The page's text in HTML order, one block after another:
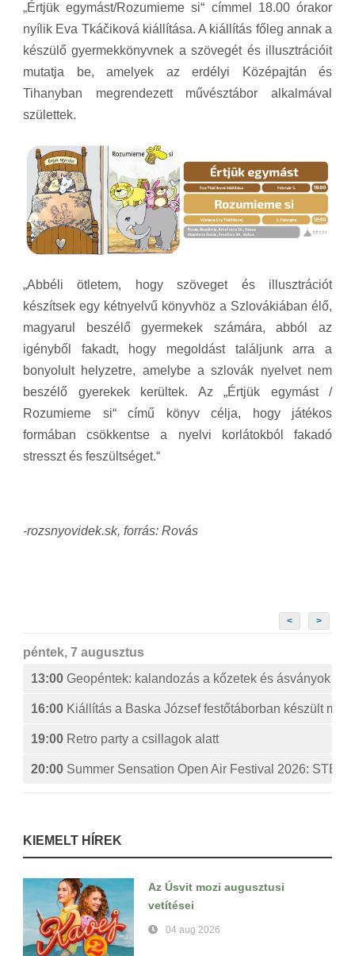
„Értjük egymást/Rozumieme si“ címmel 18.00 órakor
nyílik Eva Tkáčiková kiállítása. A kiállítás főleg annak a
készülő gyermekkönyvnek a szövegét és illusztrációit
mutatja be, amelyek az erdélyi Középajtán és
Tihanyban megrendezett művésztábor alkalmával
születtek.
„Abbéli ötletem, hogy szöveget és illusztrációt
készítsek egy kétnyelvű könyvhöz a Szlovákiában élő,
magyarul beszélő gyermekek számára, abból az
igényből fakadt, hogy megoldást találjunk arra a
bonyolult helyzetre, amelybe a szlovák nyelvet nem
beszélő gyerekek kerültek. Az „Értjük egymást /
Rozumieme si“ című könyv célja, hogy játékos
formában csökkentse a nyelvi korlátokból fakadó
stresszt és feszültséget.“
-rozsnyovidek.sk, forrás: Rovás
< >
péntek, 7 augusztus
13:00 Geopéntek: kalandozás a kőzetek és ásványok
16:00 Kiállítás a Baska József festőtáborban készült
19:00 Retro party a csillagok alatt
20:00 Summer Sensation Open Air Festival 2026:
KIEMELT HÍREK
Az Úsvit mozi augusztusi
vetítései
04 aug 2026